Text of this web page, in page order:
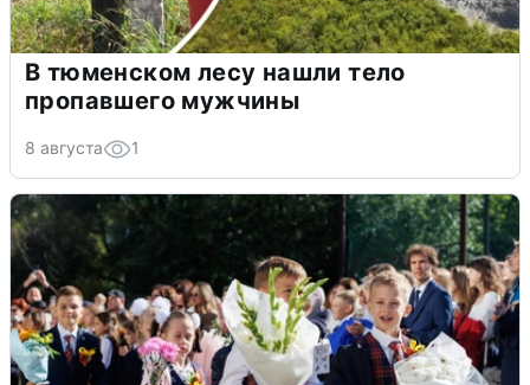
В тюменском лесу нашли тело
пропавшего мужчины
8 августа 1